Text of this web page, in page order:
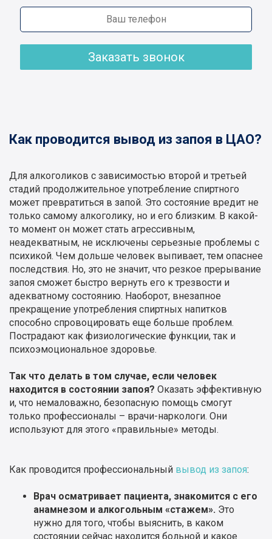
Заказать звонок
Как проводится вывод из запоя в ЦАО?
Для алкоголиков с зависимостью второй и третьей
стадий продолжительное употребление спиртного
может превратиться в запой. Это состояние вредит не
только самому алкоголику, но и его близким. В какой-
то момент он может стать агрессивным,
неадекватным, не исключены серьезные проблемы с
психикой. Чем дольше человек выпивает, тем опаснее
последствия. Но, это не значит, что резкое прерывание
запоя сможет быстро вернуть его к трезвости и
адекватному состоянию. Наоборот, внезапное
прекращение употребления спиртных напитков
способно спровоцировать еще больше проблем.
Пострадают как физиологические функции, так и
психоэмоциональное здоровье.
Так что делать в том случае, если человек
находится в состоянии запоя? Оказать эффективную
и, что немаловажно, безопасную помощь смогут
только профессионалы – врачи-наркологи. Они
используют для этого «правильные» методы.
Как проводится профессиональный вывод из запоя:
Врач осматривает пациента, знакомится с его
анамнезом и алкогольным «стажем». Это
нужно для того, чтобы выяснить, в каком
состоянии сейчас находится больной и какое